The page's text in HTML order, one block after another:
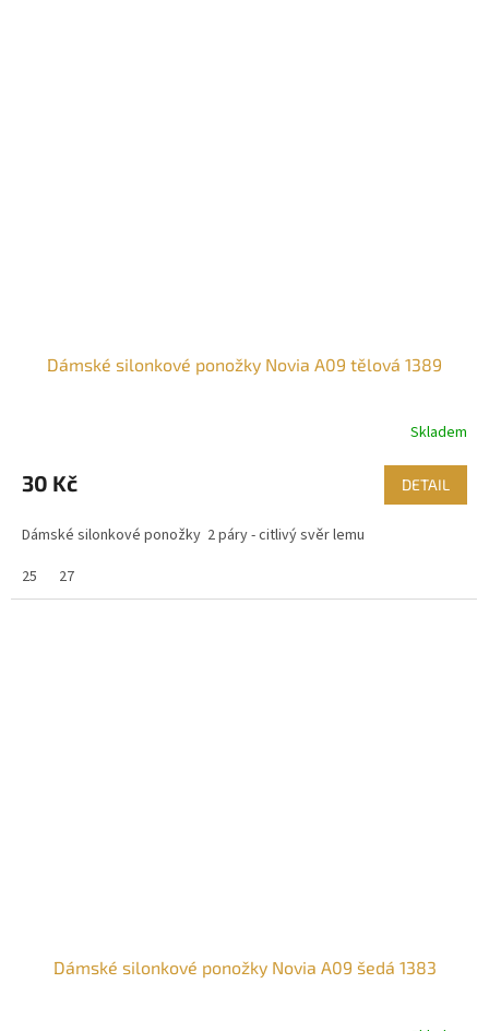
Dámské silonkové ponožky Novia A09 tělová 1389
Skladem
30 Kč DETAIL
Dámské silonkové ponožky 2 páry - citlivý svěr lemu
25
27
Dámské silonkové ponožky Novia A09 šedá 1383